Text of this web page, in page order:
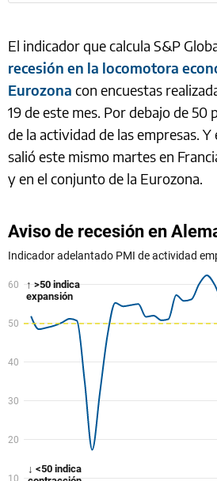
El indicador que calcula S&P
recesión en la locomotora
Eurozona con encuestas
19 de este mes. Por debajo de 50
de la actividad de las empresas.
salió este mismo martes en
y en el conjunto de la Eurozona.